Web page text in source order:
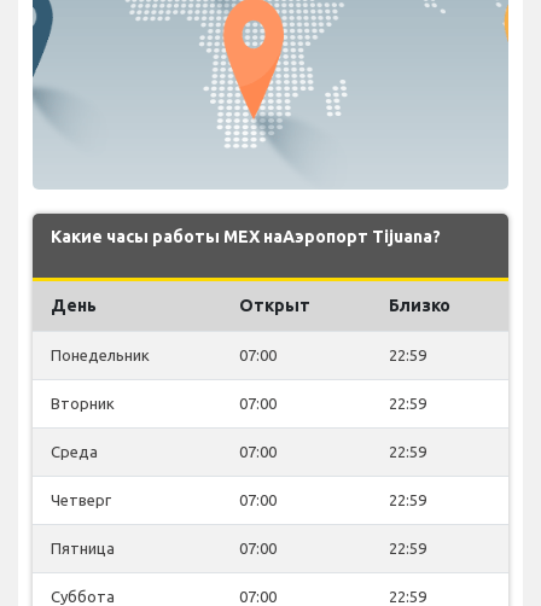
Какие часы работы MEX наАэропорт Tijuana?
День Открыт Близко
Понедельник 07:00 22:59
Вторник 07:00 22:59
Среда 07:00 22:59
Четверг 07:00 22:59
Пятница 07:00 22:59
Суббота 07:00 22:59